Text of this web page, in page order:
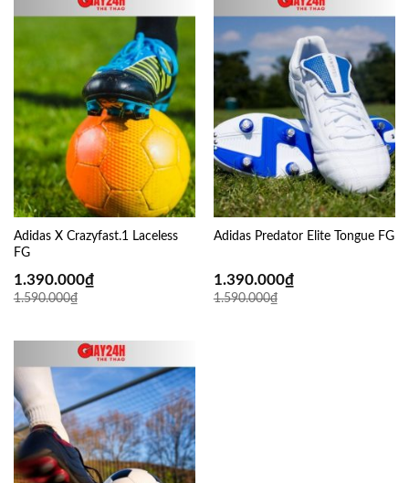
Adidas X Crazyfast.1 Laceless
FG
1.590.000₫
1.390.000₫
Adidas Predator Elite Tongue FG
1.590.000₫
1.390.000₫